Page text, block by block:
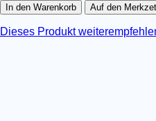
In den Warenkorb Auf den
Dieses Produkt